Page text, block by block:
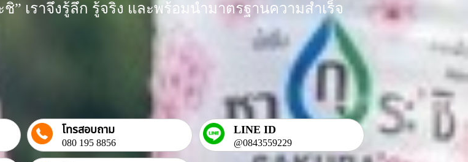
” เราจึงรู้ลึก รู้จริง และพร้อมนำมาตรฐานความสำเร็จ
โทรสอบถาม
080 195 8856
LINE ID
@0843559229